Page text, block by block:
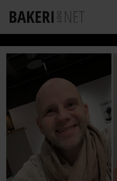
Forsiden
bakeri